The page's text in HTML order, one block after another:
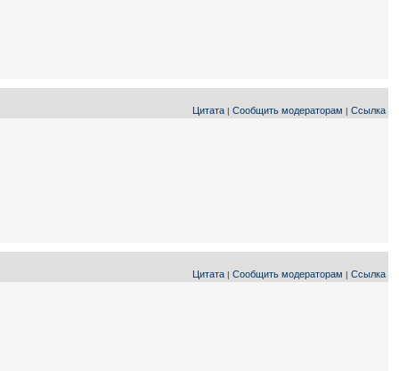
Цитата | Сообщить модераторам | Ссылка
Цитата | Сообщить модераторам | Ссылка